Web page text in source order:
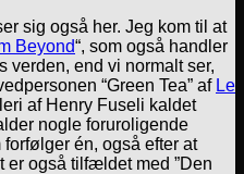
sig også her. Jeg kom til at
Beyond“, som også handler
verden, end vi normalt ser,
“Green Tea” af Le
af Henry Fuseli kaldet
nogle foruroligende
én, også efter at
også tilfældet med ”Den